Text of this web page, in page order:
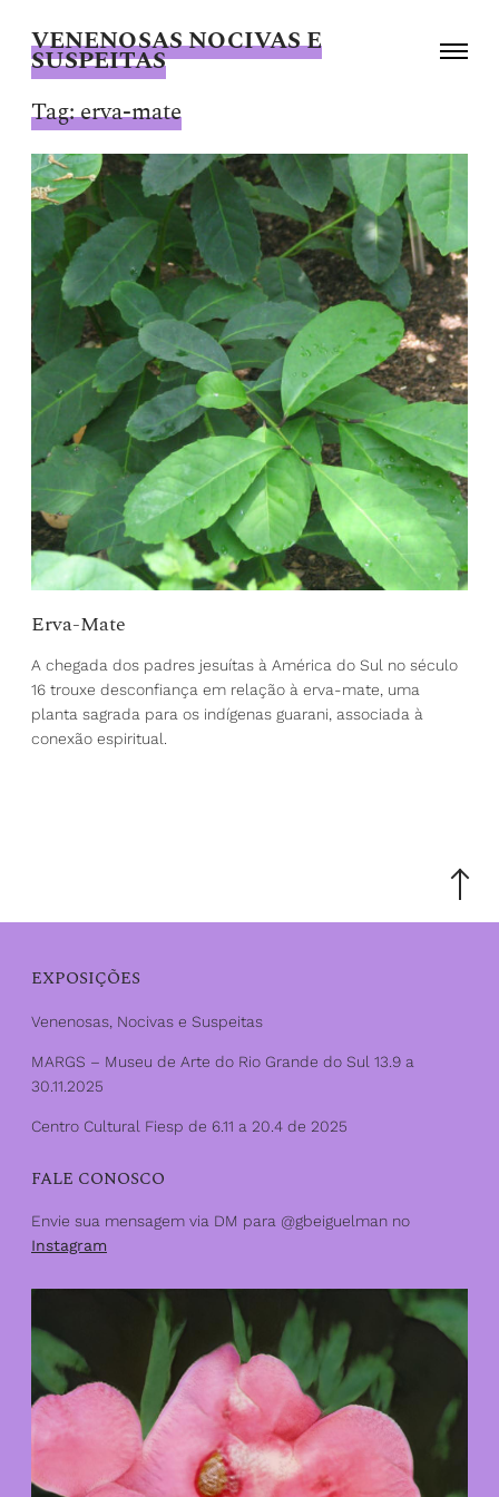
VENENOSAS NOCIVAS E
SUSPEITAS
Giselle
Beiguelman
Toggle
Tag:erva-mate
Erva-Mate
A chegada dos padres jesuítas à América do Sul no século
16 trouxe desconfiança em relação à erva-mate, uma
planta sagrada para os indígenas guarani, associada à
conexão espiritual.
Scroll
the
EXPOSIÇÕES
Venenosas, Nocivas e Suspeitas
MARGS – Museu de Arte do Rio Grande do Sul 13.9 a
30.11.2025
Centro Cultural Fiesp de 6.11 a 20.4 de 2025
FALE CONOSCO
Envie sua mensagem via DM para @gbeiguelman no
Instagram